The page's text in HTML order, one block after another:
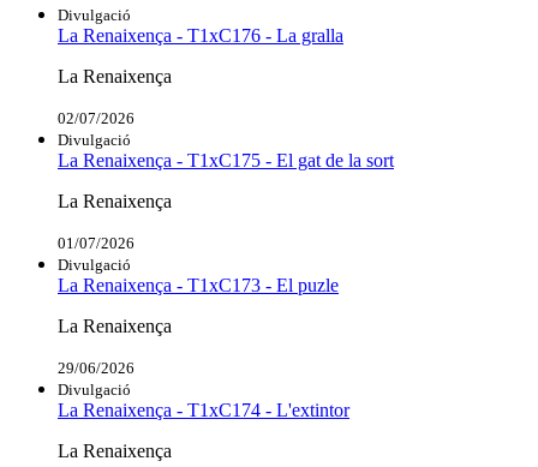
Divulgació
La Renaixença - T1xC176 - La gralla
La Renaixença
02/07/2026
Divulgació
La Renaixença - T1xC175 - El gat de la sort
La Renaixença
01/07/2026
Divulgació
La Renaixença - T1xC173 - El puzle
La Renaixença
29/06/2026
Divulgació
La Renaixença - T1xC174 - L'extintor
La Renaixença